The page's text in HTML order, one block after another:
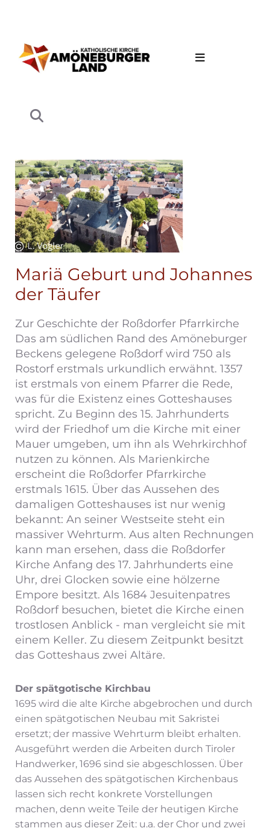
Mariä Geburt und Johannes
der Täufer
Zur Geschichte der Roßdorfer Pfarrkirche
Das am südlichen Rand des Amöneburger
Beckens gelegene Roßdorf wird 750 als
Rostorf erstmals urkundlich erwähnt. 1357
ist erstmals von einem Pfarrer die Rede,
was für die Existenz eines Gotteshauses
spricht. Zu Beginn des 15. Jahrhunderts
wird der Friedhof um die Kirche mit einer
Mauer umgeben, um ihn als Wehrkirchhof
nutzen zu können. Als Marienkirche
erscheint die Roßdorfer Pfarrkirche
erstmals 1615. Über das Aussehen des
damaligen Gotteshauses ist nur wenig
bekannt: An seiner Westseite steht ein
massiver Wehrturm. Aus alten Rechnungen
kann man ersehen, dass die Roßdorfer
Kirche Anfang des 17. Jahrhunderts eine
Uhr, drei Glocken sowie eine hölzerne
Empore besitzt. Als 1684 Jesuitenpatres
Roßdorf besuchen, bietet die Kirche einen
trostlosen Anblick - man vergleicht sie mit
einem Keller. Zu diesem Zeitpunkt besitzt
das Gotteshaus zwei Altäre.
Der spätgotische Kirchbau
1695 wird die alte Kirche abgebrochen und durch
einen spätgotischen Neubau mit Sakristei
ersetzt; der massive Wehrturm bleibt erhalten.
Ausgeführt werden die Arbeiten durch Tiroler
Handwerker, 1696 sind sie abgeschlossen. Über
das Aussehen des spätgotischen Kirchenbaus
lassen sich recht konkrete Vorstellungen
machen, denn weite Teile der heutigen Kirche
stammen aus dieser Zeit: u.a. der Chor und zwei